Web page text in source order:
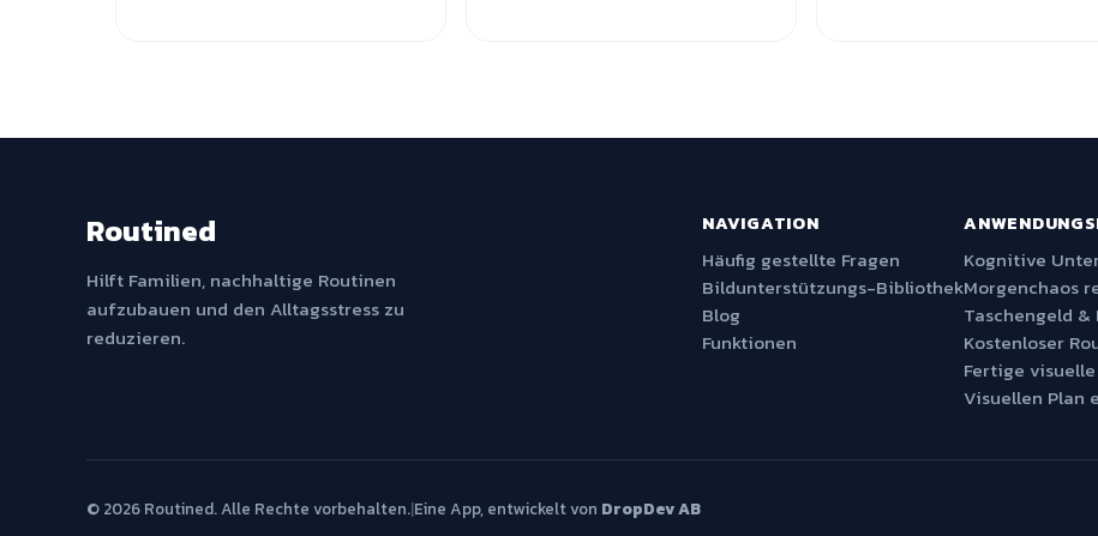
Routined
Hilft Familien, nachhaltige Routinen
aufzubauen und den Alltagsstress zu
reduzieren.
NAVIGATION
Häufig gestellte Fragen
Bildunterstützungs-Bibliothek
Blog
Funktionen
Kognitive
Morgenchaos
Taschengeld
Kostenloser
Fertige
Visuellen Plan
© 2026 Routined. Alle Rechte vorbehalten.|Eine App, entwickelt von DropDev AB